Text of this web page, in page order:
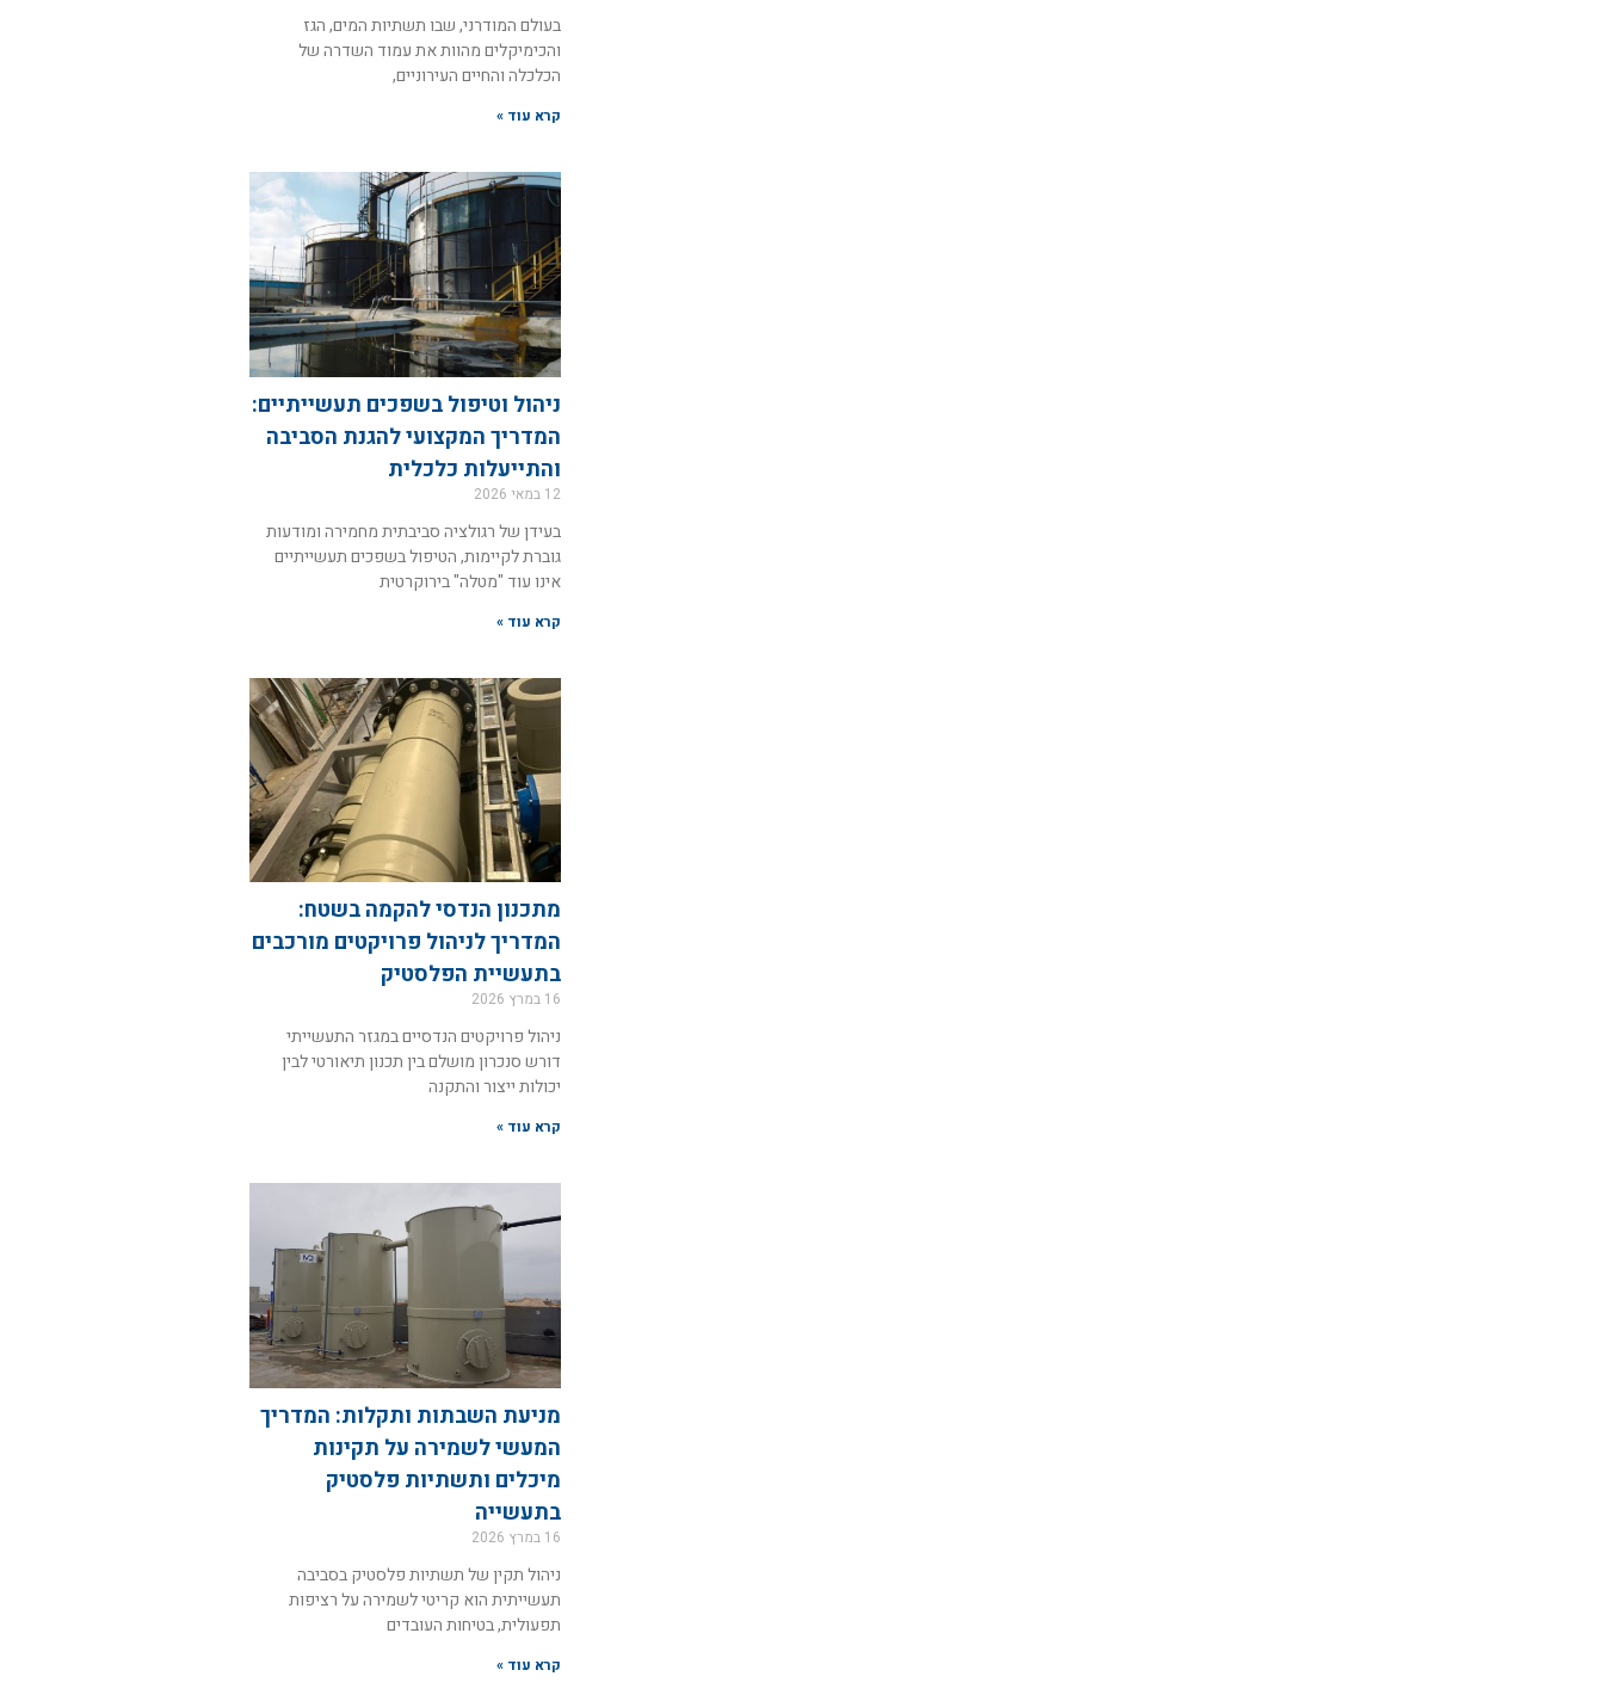
בעולם המודרני, שבו תשתיות המים, הגז
והכימיקלים מהוות את עמוד השדרה של
הכלכלה והחיים העירוניים,
קרא עוד »
ניהול וטיפול בשפכים תעשייתיים:
המדריך המקצועי להגנת הסביבה
והתייעלות כלכלית
12 במאי 2026
בעידן של רגולציה סביבתית מחמירה ומודעות
גוברת לקיימות, הטיפול בשפכים תעשייתיים
אינו עוד "מטלה" בירוקרטית
קרא עוד »
מתכנון הנדסי להקמה בשטח:
המדריך לניהול פרויקטים מורכבים
בתעשיית הפלסטיק
16 במרץ 2026
ניהול פרויקטים הנדסיים במגזר התעשייתי
דורש סנכרון מושלם בין תכנון תיאורטי לבין
יכולות ייצור והתקנה
קרא עוד »
מניעת השבתות ותקלות: המדריך
המעשי לשמירה על תקינות
מיכלים ותשתיות פלסטיק
בתעשייה
16 במרץ 2026
ניהול תקין של תשתיות פלסטיק בסביבה
תעשייתית הוא קריטי לשמירה על רציפות
תפעולית, בטיחות העובדים
קרא עוד »